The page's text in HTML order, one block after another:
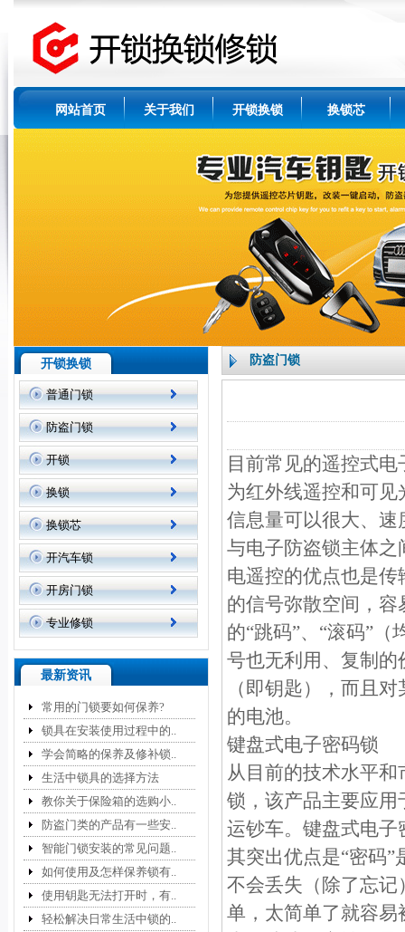
网站首页 关于我们 开锁换锁 换锁芯
开锁换锁
普通门锁
防盗门锁
开锁
换锁
换锁芯
开汽车锁
开房门锁
专业修锁
最新资讯
常用的门锁要如何保养?
锁具在安装使用过程中的..
学会简略的保养及修补锁..
生活中锁具的选择方法
教你关于保险箱的选购小..
防盗门类的产品有一些安..
智能门锁安装的常见问题..
如何使用及怎样保养锁有..
使用钥匙无法打开时，有..
轻松解决日常生活中锁的..
防盗门锁
目前常见的遥控式
为红外线遥控和可
信息量可以很大、
与电子防盗锁主体
电遥控的优点也是
的信号弥散空间，容
的“跳码”、“滚码”
号也无利用、复制
（即钥匙），而且
的电池。
键盘式电子密码锁
从目前的技术水平
锁，该产品主要应
运钞车。键盘式电
其突出优点是“密码
不会丢失（除了忘
单，太简单了就容